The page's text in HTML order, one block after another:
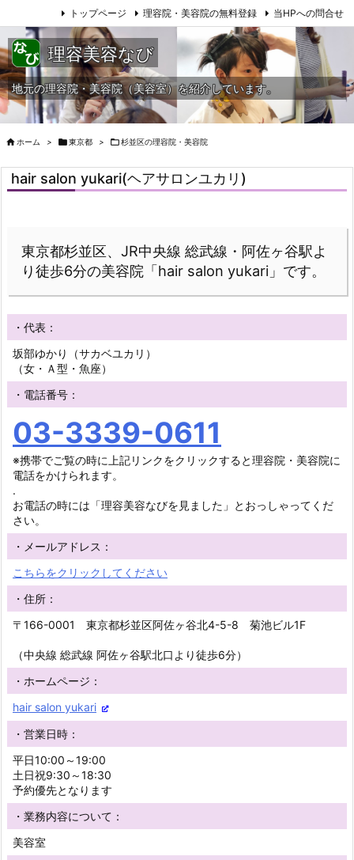
トップページ 理容院・美容院の無料登録 当HPへの問合せ
理容美容なび
地元の理容院・美容院（美容室）を紹介しています。
 ホーム > 東京都 > 杉並区の理容院・美容院
hair salon yukari(ヘアサロンユカリ)
東京都杉並区、JR中央線 総武線・阿佐ヶ谷駅よ
り徒歩6分の美容院「hair salon yukari」です。
・代表：
坂部ゆかり（サカベユカリ）
（女・Ａ型・魚座）
・電話番号：
03-3339-0611
※携帯でご覧の時に上記リンクをクリックすると理容院・美容院に
電話をかけられます。
.
お電話の時には「理容美容なびを見ました」とおっしゃってくだ
さい。
・メールアドレス：
こちらをクリックしてください
・住所：
〒166-0001 東京都杉並区阿佐ヶ谷北4-5-8 菊池ビル1F
（中央線 総武線 阿佐ヶ谷駅北口より徒歩6分）
・ホームページ：
hair salon yukari
・営業日時：
平日10:00～19:00
土日祝9:30～18:30
予約優先となります
・業務内容について：
美容室